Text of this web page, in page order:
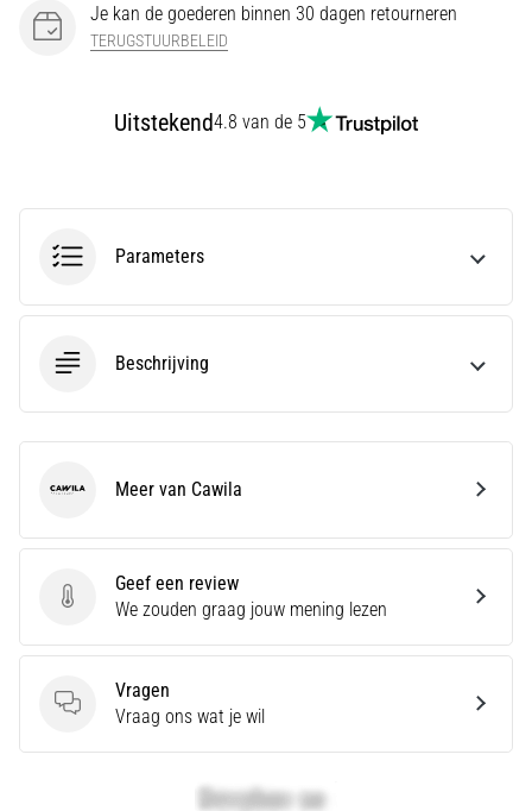
of
na
meest
oorzaken
fasciitis…
alle
artikelen
Je kan de goederen binnen 30 dagen retourneren
TERUGSTUURBELEID
Uitstekend4.8 van de 5
Parameters
Beschrijving
Geef een review
Geef een review
We zouden graag jouw mening lezen
Vragen
Vragen
Vraag ons wat je wil
Cawila Meer van Cawila